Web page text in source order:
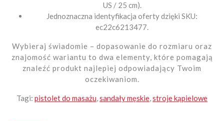
US / 25 cm).
Jednoznaczna identyfikacja oferty dzięki SKU:
ec22c6213477.
Wybieraj świadomie – dopasowanie do rozmiaru oraz
znajomość wariantu to dwa elementy, które pomagają
znaleźć produkt najlepiej odpowiadający Twoim
oczekiwaniom.
Tagi: pistolet do masażu,sandały męskie,stroje kąpielowe